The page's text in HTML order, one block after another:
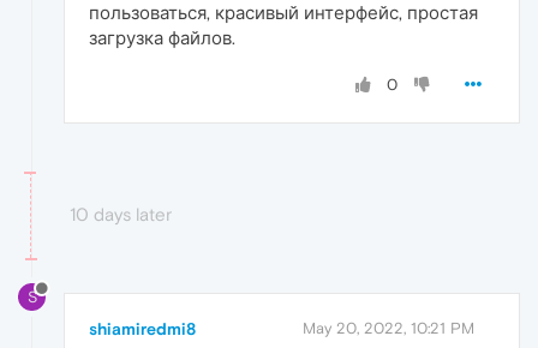
пользоваться, красивый интерфейс, простая
загрузка файлов.
0
10 days later
S
shiamiredmi8 May 20, 2022, 10:21 PM